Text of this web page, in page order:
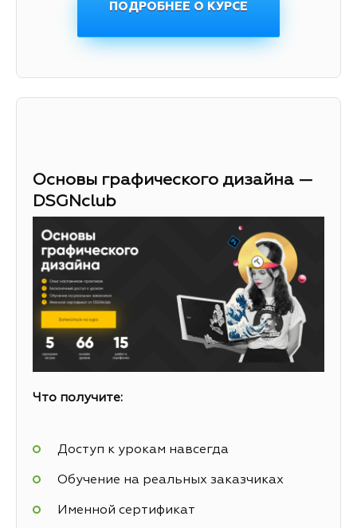
ПОДРОБНЕЕ О КУРСЕ
Основы графического дизайна —
DSGNclub
Что получите:
Доступ к урокам навсегда
Обучение на реальных заказчиках
Именной сертификат